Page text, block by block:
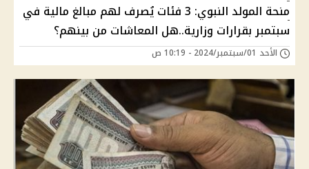
منحة المولد النبوي: 3 فئات يُصرف لهم مبالغ مالية في
سبتمبر بقرارات وزارية..هل المعاشات من بينهم؟
الأحد 01/سبتمبر/2024 - 10:19 ص